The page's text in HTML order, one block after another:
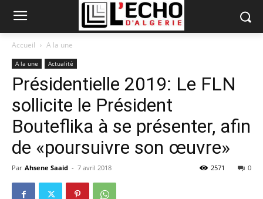
Accueil A la une
A la une Actualité
Présidentielle 2019: Le FLN
sollicite le Président
Bouteflika à se présenter, afin
de «poursuivre son œuvre»
Par Ahsene Saaid - 7 avril 2018 0
2571